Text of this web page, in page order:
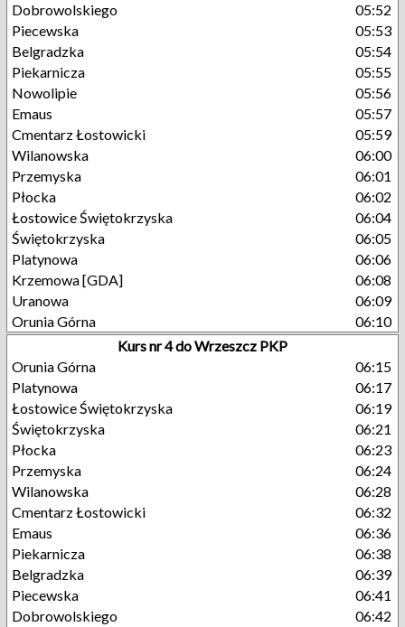
Dobrowolskiego
05:52
Piecewska
05:53
Belgradzka
05:54
Piekarnicza
05:55
Nowolipie
05:56
Emaus
05:57
Cmentarz Łostowicki
05:59
Wilanowska
06:00
Przemyska
06:01
Płocka
06:02
Łostowice Świętokrzyska
06:04
Świętokrzyska
06:05
Platynowa
06:06
Krzemowa [GDA]
06:08
Uranowa
06:09
Orunia Górna
06:10
Kurs nr 4 do Wrzeszcz PKP
Orunia Górna
06:15
Platynowa
06:17
Łostowice Świętokrzyska
06:19
Świętokrzyska
06:21
Płocka
06:23
Przemyska
06:24
Wilanowska
06:28
Cmentarz Łostowicki
06:32
Emaus
06:36
Piekarnicza
06:38
Belgradzka
06:39
Piecewska
06:41
Dobrowolskiego
06:42